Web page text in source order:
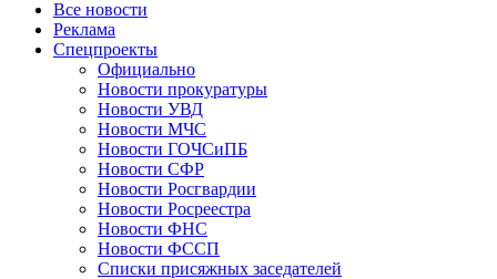
Все новости
Реклама
Спецпроекты
Официально
Новости прокуратуры
Новости УВД
Новости МЧС
Новости ГОЧСиПБ
Новости СФР
Новости Росгвардии
Новости Росреестра
Новости ФНС
Новости ФССП
Списки присяжных заседателей